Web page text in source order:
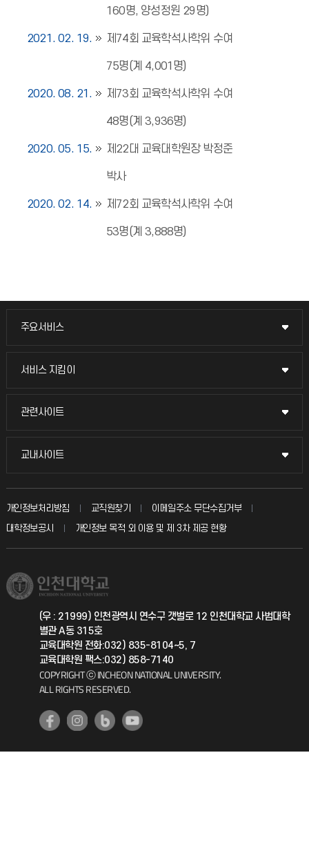
160명, 양성정원 29명)
2021. 02. 19. 제74회 교육학석사학위 수여
75명(계 4,001명)
2020. 08. 21. 제73회 교육학석사학위 수여
48명(계 3,936명)
2020. 05. 15. 제22대 교육대학원장 박정준
박사
2020. 02. 14. 제72회 교육학석사학위 수여
53명(계 3,888명)
주요서비스
주요서비스
교무회의방송
입학안내
취업정보(학생)
서비스 지킴이
서비스 지킴이
묻고 답하기
칭찬마당
학생서비스 지킴이
관련사이트
관련사이트
국방헬프콜
총동문회
교내사이트
교내사이트
교수회
교육혁신본부
국제지원과
공자아카데미
기초교육원
개인정보처리방침 교직원찾기
이메일주소 무단수집거부
대학정보공시
개인정보 목적 외 이용 및 제 3차 제공 현황
(우 : 21999) 인천광역시 연수구 갯벌로 12 인천대학교 사범대학
별관 A동 315호
교육대학원 전화:032) 835-8104~5, 7
교육대학원 팩스:032) 858-7140
COPYRIGHT ⓒ INCHEON NATIONAL UNIVERSITY.
ALL RIGHTS RESERVED.